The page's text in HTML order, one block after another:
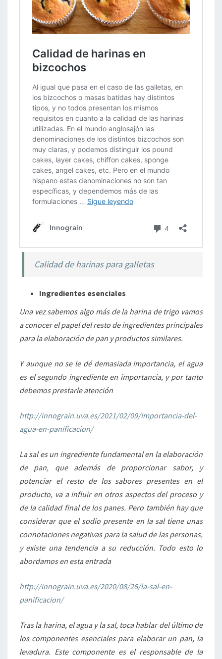
Calidad de harinas para galletas
Ingredientes esenciales
Una vez sabemos algo más de la harina de trigo vamos
a conocer el papel del resto de ingredientes principales
para la elaboración de pan y productos similares.
Y aunque no se le dé demasiada importancia, el agua
es el segundo ingrediente en importancia, y por tanto
debemos prestarle atención
http://innograin.uva.es/2021/02/09/importancia-del-
agua-en-panificacion/
La sal es un ingrediente fundamental en la elaboración
de pan, que además de proporcionar sabor, y
potenciar el resto de los sabores presentes en el
producto, va a influir en otros aspectos del proceso y
de la calidad final de los panes. Pero también hay que
considerar que el sodio presente en la sal tiene unas
connotaciones negativas para la salud de las personas,
y existe una tendencia a su reducción. Todo esto lo
abordamos en esta entrada
http://innograin.uva.es/2020/08/26/la-sal-en-
panificacion/
Tras la harina, el agua y la sal, toca hablar del último de
los componentes esenciales para elaborar un pan, la
levadura. Este componente es el responsable de la